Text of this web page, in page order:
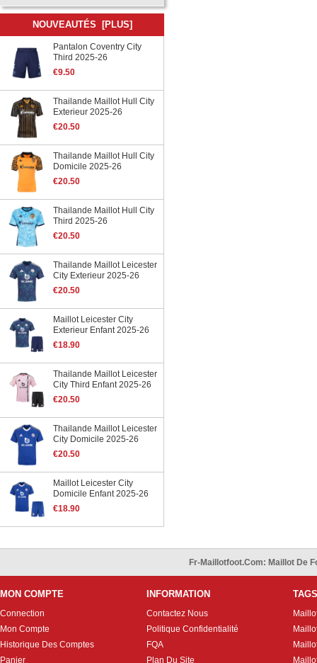
NOUVEAUTÉS [PLUS]
Pantalon Coventry City
Third 2025-26
€9.50
Thailande Maillot Hull City
Exterieur 2025-26
€20.50
Thailande Maillot Hull City
Domicile 2025-26
€20.50
Thailande Maillot Hull City
Third 2025-26
€20.50
Thailande Maillot Leicester
City Exterieur 2025-26
€20.50
Maillot Leicester City
Exterieur Enfant 2025-26
€18.90
Thailande Maillot Leicester
City Third Enfant 2025-26
€20.50
Thailande Maillot Leicester
City Domicile 2025-26
€20.50
Maillot Leicester City
Domicile Enfant 2025-26
€18.90
Fr-Maillotfoot.com: Maillot De
MON COMPTE
Connection
Mon Compte
Historique Des Comptes
Panier
INFORMATION
Contactez Nous
Politique Confidentialité
FQA
Plan Du Site
TAGS